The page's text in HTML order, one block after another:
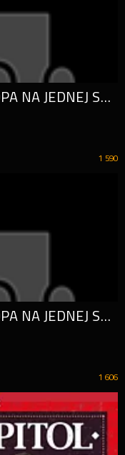
CEZARY ŻAK I BARTŁOMIEJ TOPA NA JEDNEJ SCENIE!
1 590
CEZARY ŻAK I BARTŁOMIEJ TOPA NA JEDNEJ SCENIE!
1 606